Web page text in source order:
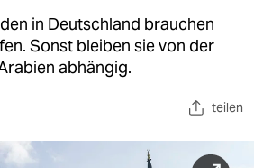
in Deutschland brauchen
Sonst bleiben sie von der
abhängig.
teilen